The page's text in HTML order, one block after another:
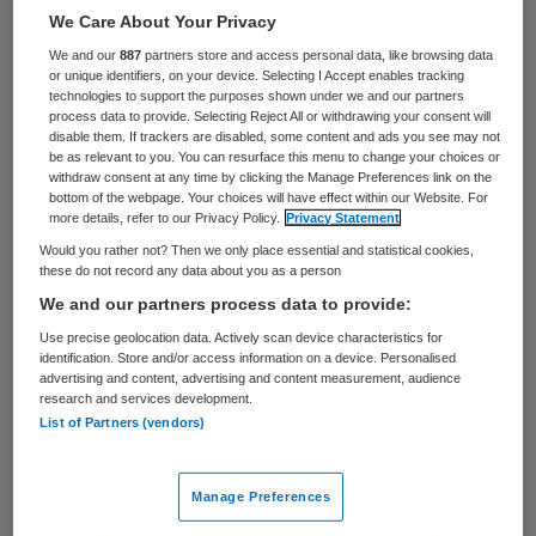
Minister Schippers van Volksgezondheid
onderzoekt dit jaar opnieuw of mensen
bepaalde zorg en medicijnen niet aanvragen
vanwege het hogere eigen risico. Dat meldt
de NOS.
Huisartsen en apothekers uit
achterstandswijken zeggen dat zij merken
datpatiënten met lage inkomens
noodzakelijke zorg mijden. Zij willen geen
medicijnen of onderzoeken die ze zelf
We Care About Your Privacy
We and our887 partners store and access personal data, like browsing data
or unique identifiers, on your device. Selecting I Accept enables tracking
technologies to support the purposes shown under we and our partners
process data to provide. Selecting Reject All or withdrawing your consent will
disable them. If trackers are disabled, some content and ads you see may not
be as relevant to you. You can resurface this menu to change your choices or
withdraw consent at any time by clicking the Manage Preferences link on the
bottom of the webpage. Your choices will have effect within our Website. For
more details, refer to our Privacy Policy.
Privacy Statement
Would you rather not? Then we only place essential and statistical cookies,
these do not record any data about you as a person
We and our partners process data to provide:
Use precise geolocation data. Actively scan device characteristics for
identification. Store and/or access information on a device. Personalised
advertising and content, advertising and content measurement, audience
research and services development.
List of Partners (vendors)
Manage Preferences